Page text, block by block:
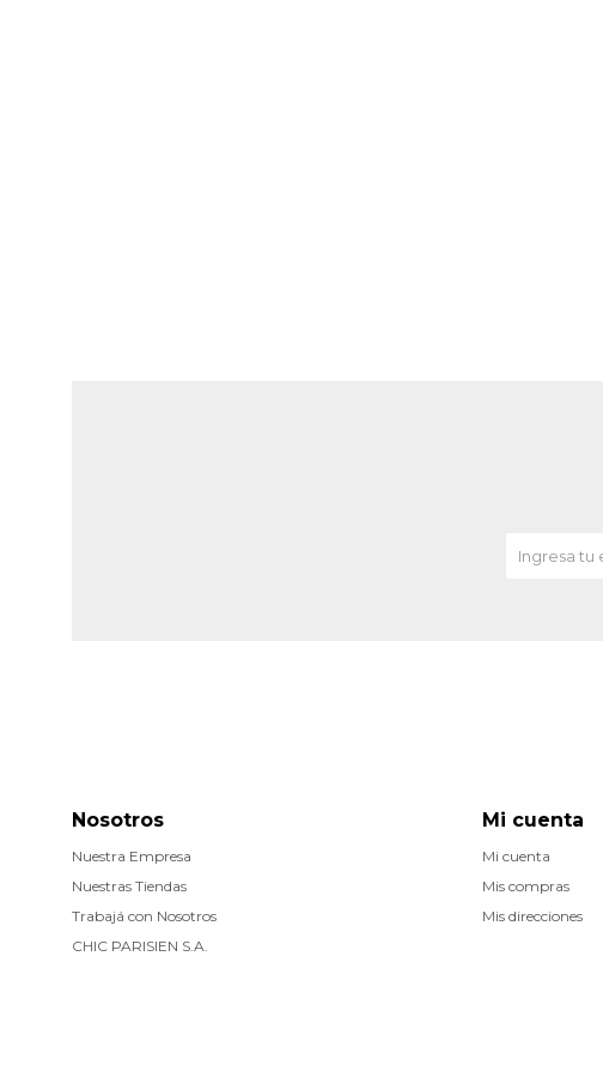
Nosotros
Nuestra Empresa
Nuestras Tiendas
Trabajá con Nosotros
CHIC PARISIEN S.A.
Mi cuenta
Mi cuenta
Mis compras
Mis direcciones